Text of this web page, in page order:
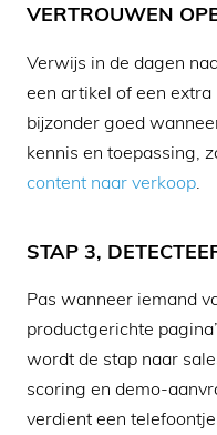
VERTROUWEN
Verwijs in de dagen
een artikel of een
bijzonder goed
kennis en toepassing,
content naar verkoop
STAP 3,
Pas wanneer iemand
productgerichte
wordt de stap naar
scoring en demo-
verdient een